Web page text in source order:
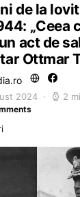
de la
„Ceea
act de
Ottmar
2024 2